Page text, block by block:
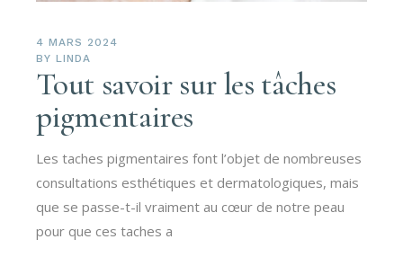
4 MARS 2024
BY LINDA
Tout savoir sur les tâches
pigmentaires
Les taches pigmentaires font l’objet de nombreuses
consultations esthétiques et dermatologiques, mais
que se passe-t-il vraiment au cœur de notre peau
pour que ces taches a